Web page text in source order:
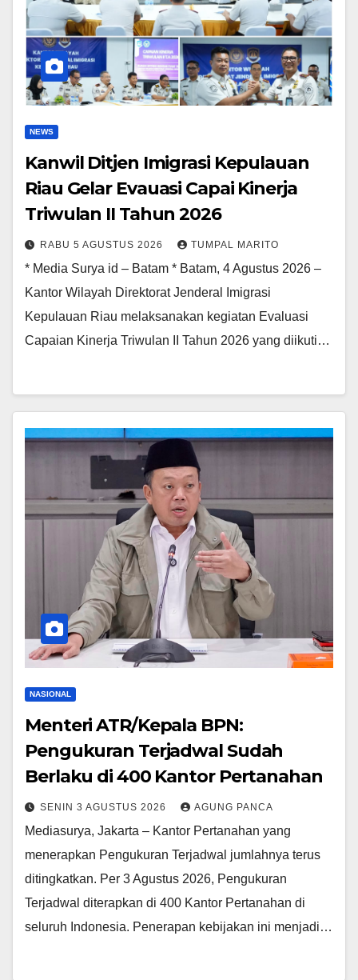
NEWS
Kanwil Ditjen Imigrasi Kepulauan
Riau Gelar Evauasi Capai Kinerja
Triwulan II Tahun 2026
RABU 5 AGUSTUS 2026 TUMPAL MARITO
* Media Surya id – Batam * Batam, 4 Agustus 2026 –
Kantor Wilayah Direktorat Jenderal Imigrasi
Kepulauan Riau melaksanakan kegiatan Evaluasi
Capaian Kinerja Triwulan II Tahun 2026 yang diikuti…
NASIONAL
Menteri ATR/Kepala BPN:
Pengukuran Terjadwal Sudah
Berlaku di 400 Kantor Pertanahan
SENIN 3 AGUSTUS 2026 AGUNG PANCA
Mediasurya, Jakarta – Kantor Pertanahan yang
menerapkan Pengukuran Terjadwal jumlahnya terus
ditingkatkan. Per 3 Agustus 2026, Pengukuran
Terjadwal diterapkan di 400 Kantor Pertanahan di
seluruh Indonesia. Penerapan kebijakan ini menjadi…